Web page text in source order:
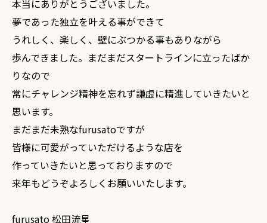
本当にありがとうございました。
夢であった独立を叶える事ができて
うれしく、楽しく、壁にぶつかる事もありながら
歩んできました。まだまだスタートラインに立ったばか
りなので
常にチャレンジ精神を忘れず謙虚に精進していきたいと
思います。
まだまだ未熟なfurusatoですが
皆様に可愛がっていただけるような店を
作っていきたいと思っておりますので
来年もどうぞよろしくお願いいたします。
furusato 松田流星